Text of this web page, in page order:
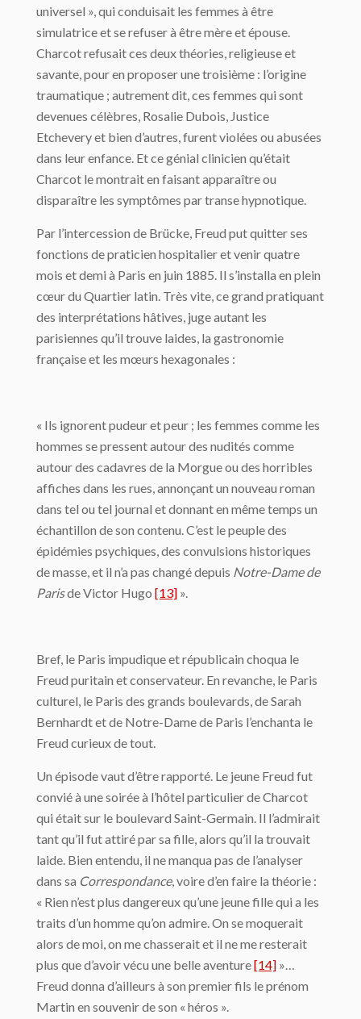
universel », qui conduisait les femmes à être
simulatrice et se refuser à être mère et épouse.
Charcot refusait ces deux théories, religieuse et
savante, pour en proposer une troisième : l’origine
traumatique ; autrement dit, ces femmes qui sont
devenues célèbres, Rosalie Dubois, Justice
Etchevery et bien d’autres, furent violées ou abusées
dans leur enfance. Et ce génial clinicien qu’était
Charcot le montrait en faisant apparaître ou
disparaître les symptômes par transe hypnotique.
Par l’intercession de Brücke, Freud put quitter ses
fonctions de praticien hospitalier et venir quatre
mois et demi à Paris en juin 1885. Il s’installa en plein
cœur du Quartier latin. Très vite, ce grand pratiquant
des interprétations hâtives, juge autant les
parisiennes qu’il trouve laides, la gastronomie
française et les mœurs hexagonales :
« Ils ignorent pudeur et peur ; les femmes comme les
hommes se pressent autour des nudités comme
autour des cadavres de la Morgue ou des horribles
affiches dans les rues, annonçant un nouveau roman
dans tel ou tel journal et donnant en même temps un
échantillon de son contenu. C’est le peuple des
épidémies psychiques, des convulsions historiques
de masse, et il n’a pas changé depuis Notre-Dame de
Parisde Victor Hugo [13] ».
Bref, le Paris impudique et républicain choqua le
Freud puritain et conservateur. En revanche, le Paris
culturel, le Paris des grands boulevards, de Sarah
Bernhardt et de Notre-Dame de Paris l’enchanta le
Freud curieux de tout.
Un épisode vaut d’être rapporté. Le jeune Freud fut
convié à une soirée à l’hôtel particulier de Charcot
qui était sur le boulevard Saint-Germain. Il l’admirait
tant qu’il fut attiré par sa fille, alors qu’il la trouvait
laide. Bien entendu, il ne manqua pas de l’analyser
dans sa Correspondance, voire d’en faire la théorie :
« Rien n’est plus dangereux qu’une jeune fille qui a les
traits d’un homme qu’on admire. On se moquerait
alors de moi, on me chasserait et il ne me resterait
plus que d’avoir vécu une belle aventure[14] »…
Freud donna d’ailleurs à son premier fils le prénom
Martin en souvenir de son « héros ».